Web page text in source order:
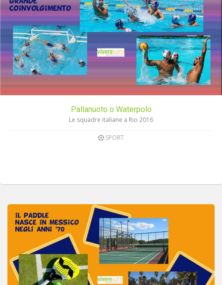
Pallanuoto o Waterpolo
Le squadre italiane a Rio 2016
SPORT